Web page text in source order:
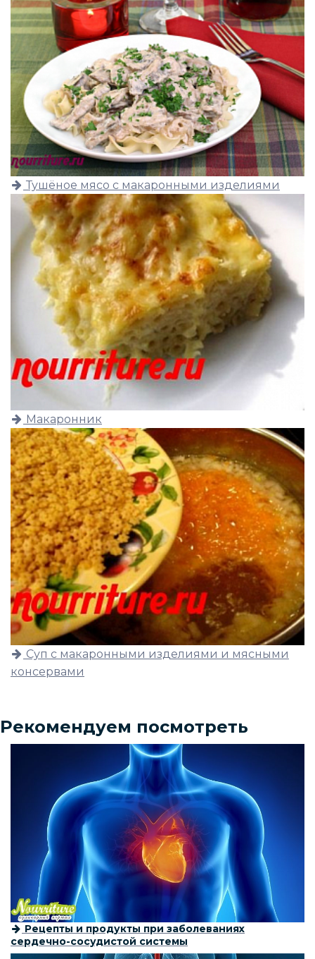
Тушёное мясо с макаронными изделиями
Макаронник
Суп с макаронными изделиями и мясными
консервами
Рекомендуем посмотреть
Рецепты и продукты при заболеваниях
сердечно-сосудистой системы